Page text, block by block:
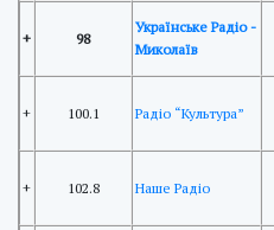
+ 98
Українське Радіо -
Миколаїв
+ 100.1 Радіо “Культура”
+ 102.8 Наше Радіо